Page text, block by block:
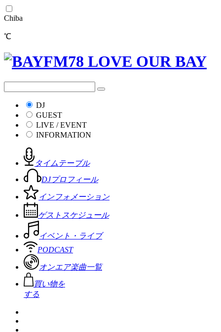
Chiba
℃
DJ
GUEST
LIVE / EVENT
INFORMATION
タイムテーブル
DJプロフィール
インフォメーション
ゲストスケジュール
イベント・ライブ
PODCAST
オンエア楽曲一覧
買い物を
する